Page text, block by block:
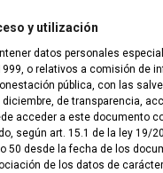
y utilización
datos personales
o relativos a comisión de
pública, con las
diciembre, de transparencia,
acceder a este documento
según art. 15.1 de la ley 19/
50 desde la fecha de los
de los datos de